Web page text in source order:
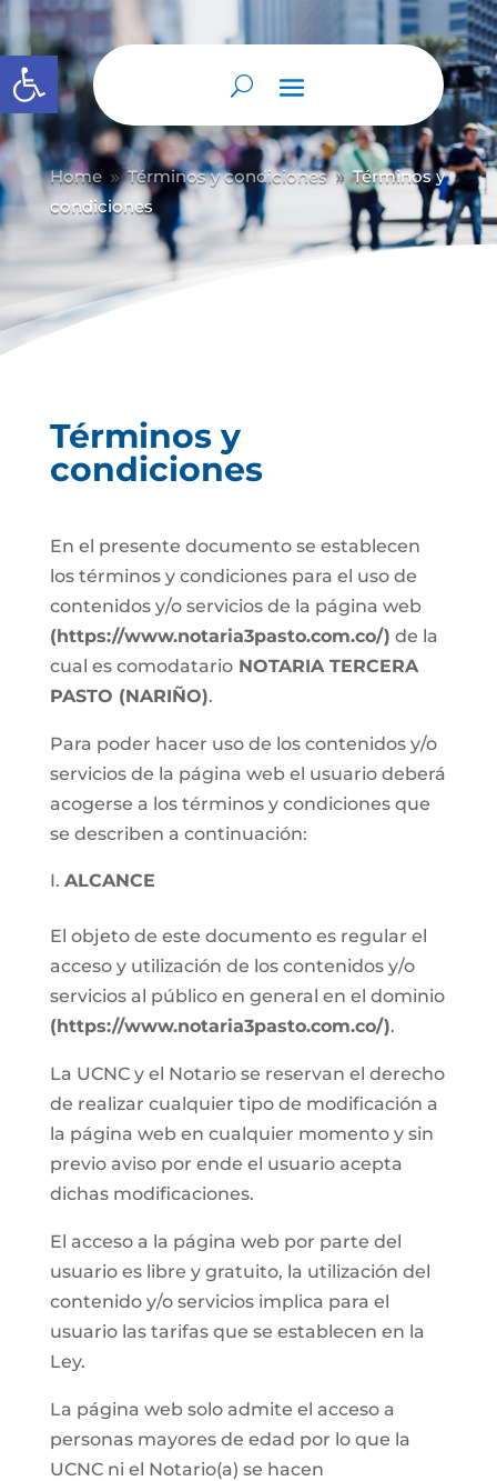
Abrir barra de herramientas
Home 9 Términos y condiciones 9 Términos y
condiciones
Términos y
condiciones
En el presente documento se establecen
los términos y condiciones para el uso de
contenidos y/o servicios de la página web
(https://www.notaria3pasto.com.co/) de la
cual es comodatarioNOTARIA TERCERA
PASTO (NARIÑO).
Para poder hacer uso de los contenidos y/o
servicios de la página web el usuario deberá
acogerse a los términos y condiciones que
se describen a continuación:
ALCANCE
El objeto de este documento es regular el
acceso y utilización de los contenidos y/o
servicios al público en general en el dominio
(https://www.notaria3pasto.com.co/).
La UCNC y el Notario se reservan el derecho
de realizar cualquier tipo de modificación a
la página web en cualquier momento y sin
previo aviso por ende el usuario acepta
dichas modificaciones.
El acceso a la página web por parte del
usuario es libre y gratuito, la utilización del
contenido y/o servicios implica para el
usuario las tarifas que se establecen en la
Ley.
La página web solo admite el acceso a
personas mayores de edad por lo que la
UCNC ni el Notario(a) se hacen